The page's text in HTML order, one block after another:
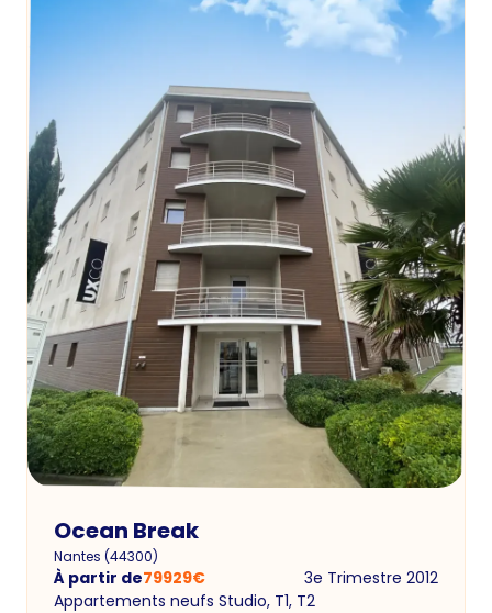
Ocean Break
Nantes (44300)
À partir de79929€
3e Trimestre 2012
Appartements neufs Studio, T1, T2